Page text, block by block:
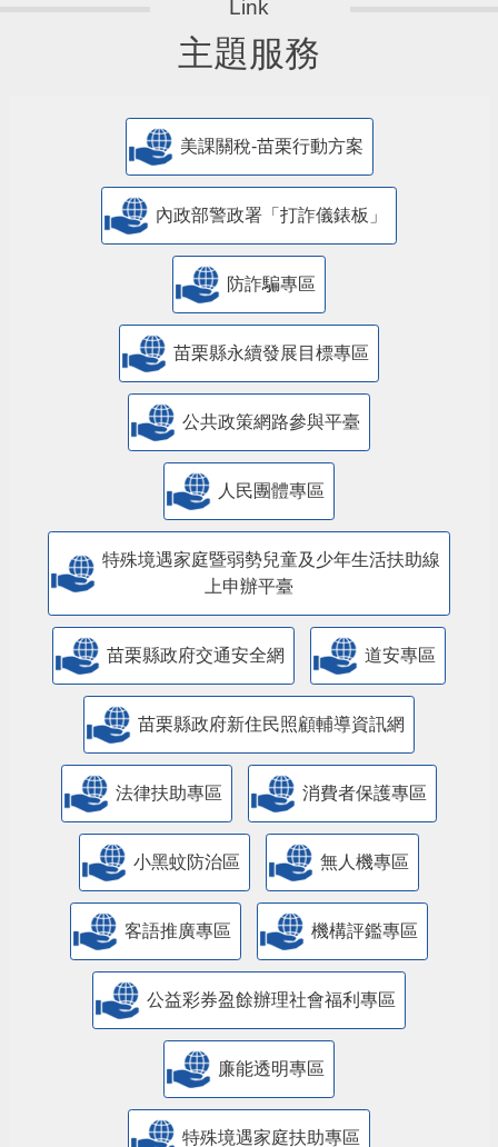
主題服務
美課關稅-苗栗行動方案
內政部警政署「打詐儀錶板」
防詐騙專區
苗栗縣永續發展目標專區
公共政策網路參與平臺
人民團體專區
特殊境遇家庭暨弱勢兒童及少年生活扶助線
上申辦平臺
苗栗縣政府交通安全網 道安專區
苗栗縣政府新住民照顧輔導資訊網
法律扶助專區 消費者保護專區
小黑蚊防治區 無人機專區
客語推廣專區 機構評鑑專區
公益彩券盈餘辦理社會福利專區
廉能透明專區
特殊境遇家庭扶助專區